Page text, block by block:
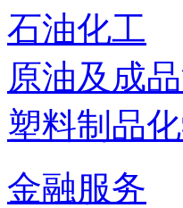
石油化工
原油及成
塑料制品
金融服务